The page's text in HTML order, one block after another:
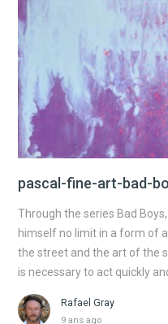
pascal-fine-art-bad-
Through the series Bad
himself no limit in a form of
the street and the art of the
is necessary to act quickly
Rafael Gray
9 ans ago